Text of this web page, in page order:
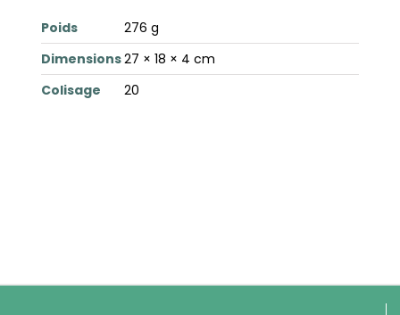
Poids
276 g
Dimensions27 × 18 × 4 cm
Colisage
20